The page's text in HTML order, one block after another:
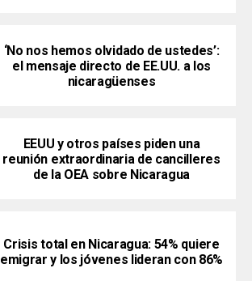
‘No nos hemos olvidado de ustedes’:
el mensaje directo de EE.UU. a los
nicaragüenses
EEUU y otros países piden una
reunión extraordinaria de cancilleres
de la OEA sobre Nicaragua
Crisis total en Nicaragua: 54% quiere
emigrar y los jóvenes lideran con 86%